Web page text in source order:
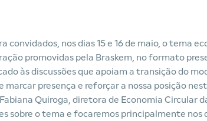
convidados, nos dias 15 e 16 de maio, o tema
promovidas pela Braskem, no formato
às discussões que apoiam a transição do
presença e reforçar a nossa posição
Quiroga, diretora de Economia Circular
sobre o tema e focaremos principalmente nos